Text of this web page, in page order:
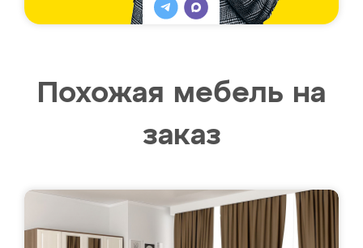
Похожая мебель на
заказ